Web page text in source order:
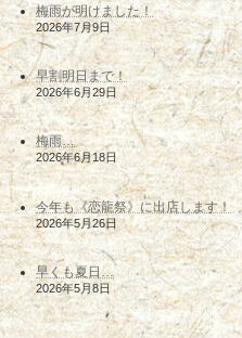
梅雨が明けました！
2026年7月9日
早割明日まで！
2026年6月29日
梅雨…
2026年6月18日
今年も《恋龍祭》に出店します！
2026年5月26日
早くも夏日…
2026年5月8日